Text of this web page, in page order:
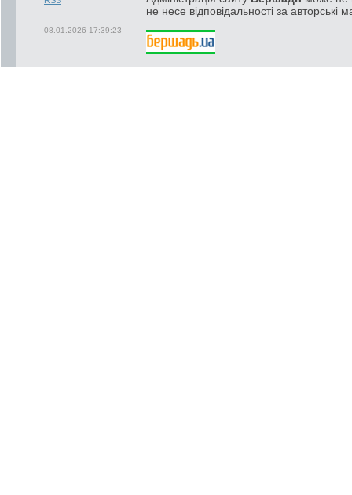
08.01.2026 17:39:23
не несе відповідальності за авторські